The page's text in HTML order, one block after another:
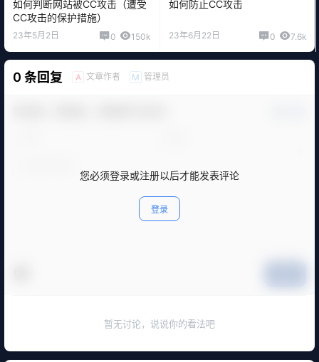
如何判断网站被CC攻击（遭受
CC攻击的保护措施）
23年5月2日 0 150k
如何防止CC攻击
23年6月22日 0 7.6k
0 条回复 A 文章作者 M 管理员
您必须登录或注册以后才能发表评论
登录
暂无讨论，说说你的看法吧